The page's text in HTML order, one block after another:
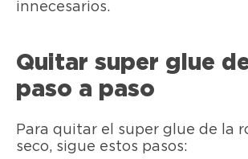
innecesarios.
Quitar super glue
paso a paso
Para quitar el super glue de la
seco, sigue estos pasos: